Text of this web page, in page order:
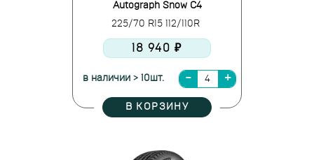
Autograph Snow C4
225/70 R15 112/110R
18 940 ₽
в наличии > 10шт.
В КОРЗИНУ